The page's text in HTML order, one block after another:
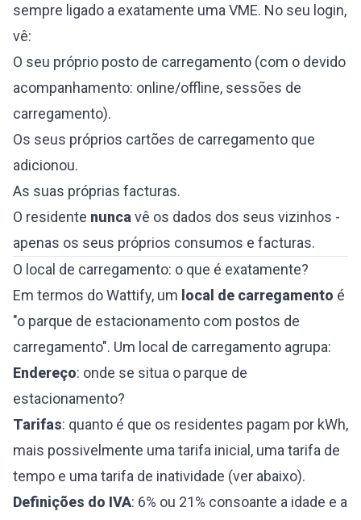
sempre ligado a exatamente uma VME. No seu login,
vê:
O seu próprio posto de carregamento (com o devido
acompanhamento: online/offline, sessões de
carregamento).
Os seus próprios cartões de carregamento que
adicionou.
As suas próprias facturas.
O residente nunca vê os dados dos seus vizinhos -
apenas os seus próprios consumos e facturas.
O local de carregamento: o que é exatamente?
Em termos do Wattify, um local de carregamento é
"o parque de estacionamento com postos de
carregamento". Um local de carregamento agrupa:
Endereço: onde se situa o parque de
estacionamento?
Tarifas: quanto é que os residentes pagam por kWh,
mais possivelmente uma tarifa inicial, uma tarifa de
tempo e uma tarifa de inatividade (ver abaixo).
Definições do IVA: 6% ou 21% consoante a idade e a